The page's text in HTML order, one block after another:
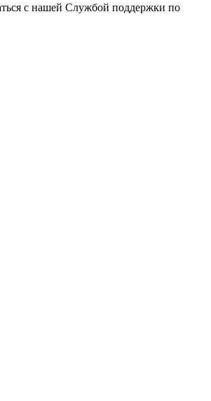
с нашей Службой поддержки по